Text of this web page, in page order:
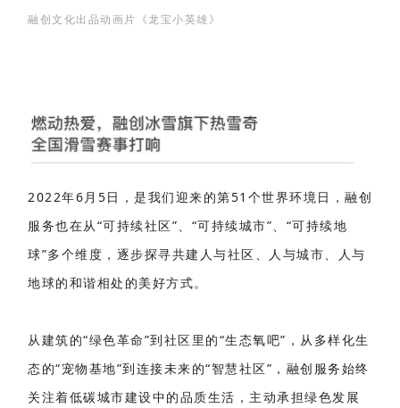
融创文化出品动画片《龙宝小英雄》
2022年6月5日，是我们迎来的第51个世界环境日，融创
服务也在从“可持续社区”、“可持续城市”、“可持续地
球”多个维度，逐步探寻共建人与社区、人与城市、人与
地球的和谐相处的美好方式。
从建筑的“绿色革命”到社区里的“生态氧吧”，从多样化生
态的“宠物基地”到连接未来的“智慧社区”，融创服务始终
关注着低碳城市建设中的品质生活，主动承担绿色发展